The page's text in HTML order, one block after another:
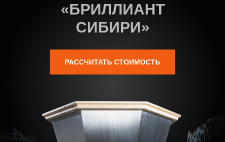
РАССЧИТАТЬ СТОИМОСТЬ
«БРИЛЛИАНТ
СИБИРИ»